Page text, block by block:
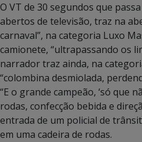
O VT de 30 segundos que
abertos de televisão, traz na
carnaval”, na categoria Luxo
camionete, “ultrapassando os
narrador traz ainda, na
“colombina desmiolada,
“E o grande campeão, ‘só que
rodas, confecção bebida e
entrada de um policial de
em uma cadeira de rodas.